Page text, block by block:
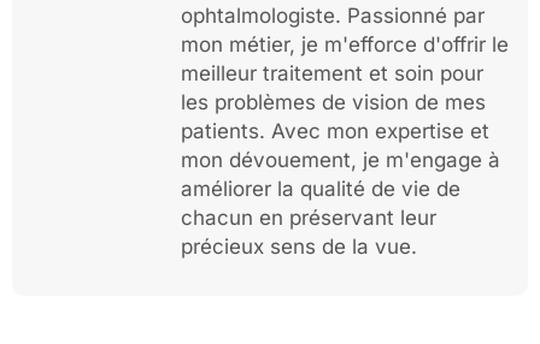
ophtalmologiste. Passionné par
mon métier, je m'efforce d'offrir le
meilleur traitement et soin pour
les problèmes de vision de mes
patients. Avec mon expertise et
mon dévouement, je m'engage à
améliorer la qualité de vie de
chacun en préservant leur
précieux sens de la vue.